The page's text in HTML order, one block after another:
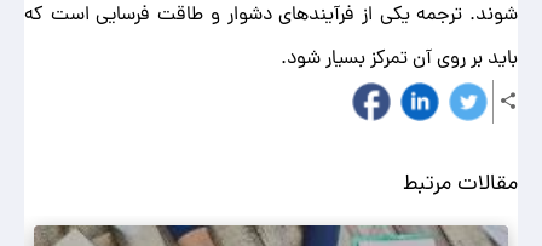
شوند. ترجمه یکی از فرآیندهای دشوار و طاقت فرسایی است که
باید بر روی آن تمرکز بسیار شود.
مقالات مرتبط